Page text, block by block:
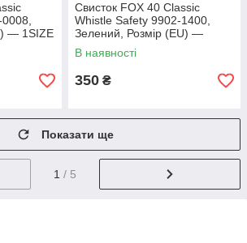
— 1SIZE
Свисток FOX 40 Classic
Whistle Safety 9902-1400,
Зелений, Розмір (EU) —
1SIZE
В наявності
350 ₴
Показати ще
1 / 5